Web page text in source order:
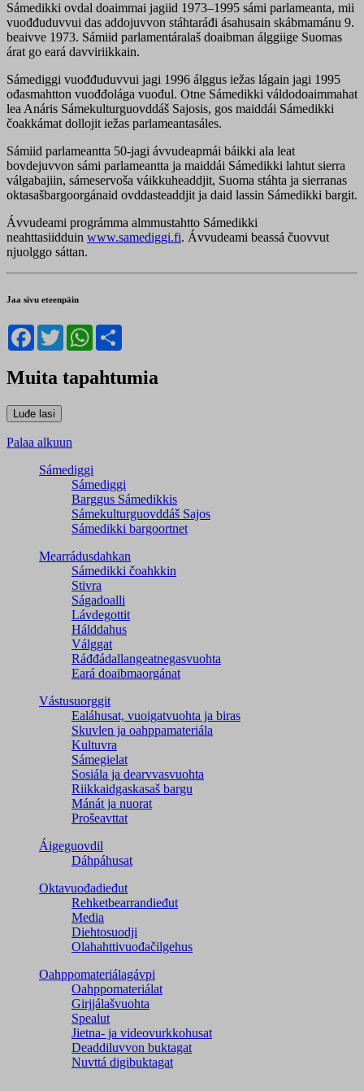
Sámedikki ovdal doaimmai jagiid 1973–1995 sámi parlameanta, mii
vuođđuduvvui das addojuvvon stáhtaráđi ásahusain skábmamánu 9.
beaivve 1973. Sámiid parlamentáralaš doaibman álggiige Suomas
árat go eará davviriikkain.
Sámediggi vuođđuduvvui jagi 1996 álggus iežas lágain jagi 1995
ođasmahtton vuođđolága vuođul. Otne Sámedikki váldodoaimmahat
lea Anáris Sámekulturguovddáš Sajosis, gos maiddái Sámedikki
čoakkámat dollojit iežas parlameantasáles.
Sámiid parlameantta 50-jagi ávvudeapmái báikki ala leat
bovdejuvvon sámi parlameantta ja maiddái Sámedikki lahtut sierra
válgabajiin, sámeservoša váikkuheaddjit, Suoma stáhta ja sierranas
oktasašbargoorgánaid ovddasteaddjit ja daid lassin Sámedikki bargit.
Ávvudeami prográmma almmustahtto Sámedikki
neahttasiidduin www.samediggi.fi. Ávvudeami beassá čuovvut
njuolggo sáttan.
Jaa sivu eteenpäin
Facebook
TwitterWhatsApp
Muita tapahtumia
Palaa alkuun
Sámediggi
Sámediggi
Barggus Sámedikkis
Sámekulturguovddáš Sajos
Sámedikki bargoortnet
Mearrádusdahkan
Sámedikki čoahkkin
Stivra
Ságadoalli
Lávdegottit
Hálddahus
Válggat
Ráđđádallangeatnegas­vuohta
Eará doaibmaorgánat
Vástusuorggit
Ealáhusat, vuoigatvuohta ja biras
Skuvlen ja oahppamateriála
Kultuvra
Sámegielat
Sosiála ja dearvvasvuohta
Riikkaidgaskasaš bargu
Mánát ja nuorat
Prošeavttat
Áigeguovdil
Dáhpáhusat
Oktavuođadieđut
Rehketbearrandieđut
Media
Diehtosuodji
Olahahttivuođačilgehus
Oahppomateriálagávpi
Oahppomateriálat
Girjjálašvuohta
Spealut
Jietna- ja videovurkkohusat
Deaddiluvvon buktagat
Nuvttá digibuktagat